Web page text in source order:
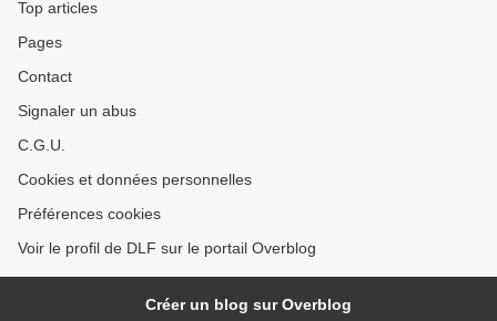
Top articles
Pages
Contact
Signaler un abus
C.G.U.
Cookies et données personnelles
Préférences cookies
Voir le profil de DLF sur le portail Overblog
Créer un blog sur Overblog